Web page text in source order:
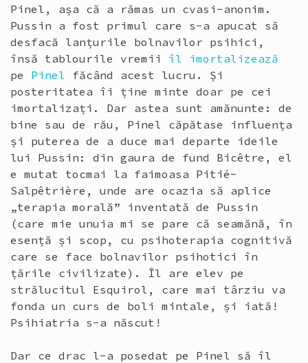
Pinel, așa că a rămas un cvasi-anonim.
Pussin a fost primul care s-a apucat să
desfacă lanțurile bolnavilor psihici,
însă tablourile vremii îl imortalizează
pe Pinel făcând acest lucru. Și
posteritatea îi ține minte doar pe cei
imortalizați. Dar astea sunt amănunte: de
bine sau de rău, Pinel căpătase influența
și puterea de a duce mai departe ideile
lui Pussin: din gaura de fund Bicêtre, el
e mutat tocmai la faimoasa Pitié-
Salpêtrière, unde are ocazia să aplice
„terapia morală” inventată de Pussin
(care mie unuia mi se pare că seamănă, în
esență și scop, cu psihoterapia cognitivă
care se face bolnavilor psihotici în
țările civilizate). Îl are elev pe
strălucitul Esquirol, care mai târziu va
fonda un curs de boli mintale, și iată!
Psihiatria s-a născut!
Dar ce drac l-a posedat pe Pinel să îl